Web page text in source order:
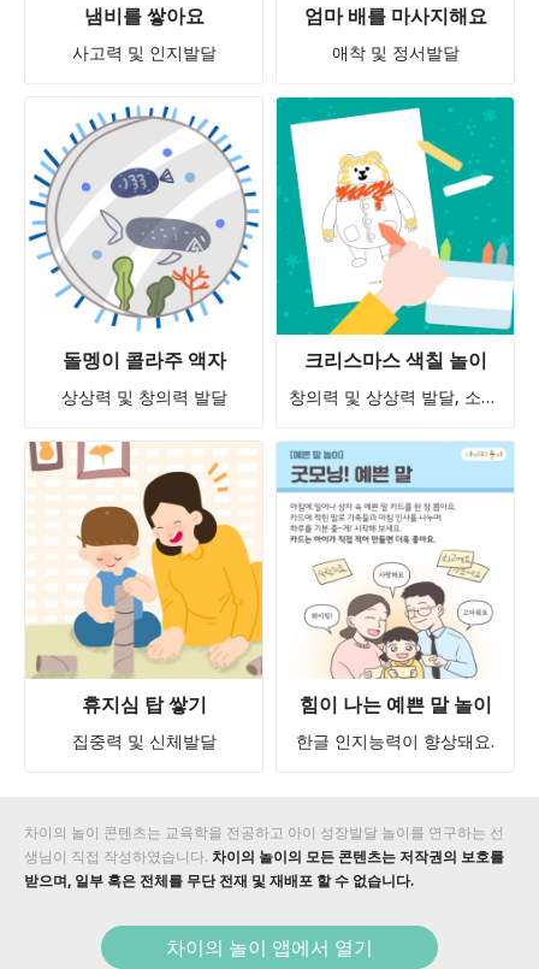
냄비를 쌓아요
사고력 및 인지발달
엄마 배를 마사지해요
애착 및 정서발달
돌멩이 콜라주 액자
상상력 및 창의력 발달
크리스마스 색칠 놀이
창의력 및 상상력 발달, 소근육 발달
휴지심 탑 쌓기
집중력 및 신체발달
힘이 나는 예쁜 말 놀이
한글 인지능력이 향상돼요.
차이의 놀이 콘텐츠는 교육학을 전공하고 아이 성장발달 놀이를 연구하는 선
생님이 직접 작성하였습니다. 차이의 놀이의 모든 콘텐츠는 저작권의 보호를
받으며, 일부 혹은 전체를 무단 전재 및 재배포 할 수 없습니다.
차이의 놀이 앱에서 열기